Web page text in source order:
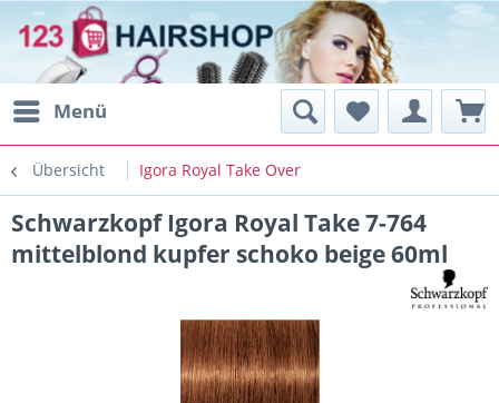
Menü
Übersicht Igora Royal Take Over
Schwarzkopf Igora Royal Take 7-764
mittelblond kupfer schoko beige 60ml